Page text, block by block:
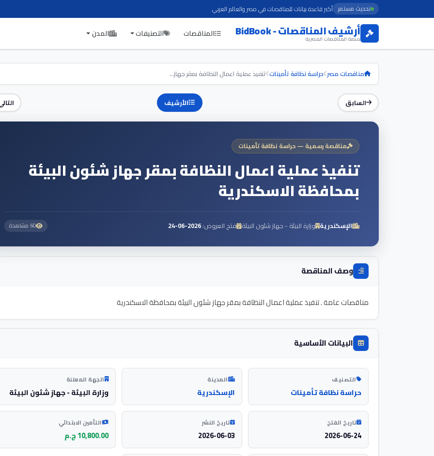
تحديث مستمر أكبر قاعدة بيانات للمناقصات في مصر والعالم العربي
أرشيف المناقصات - BidBook
منصة المناقصات المصرية المناقصات التصنيفات المدن
مناقصات مصر حراسة نظافة تأمينات تنفيذ عملية اعمال النظافة بمقر جهاز...
السابق الأرشيف
مناقصة رسمية — حراسة نظافة تأمينات
تنفيذ عملية اعمال النظافة بمقر جهاز شئون البيئة
بمحافظة الاسكندرية
الإسكندرية وزارة البيئة - جهاز شئون البيئة فتح العروض:2026-06-24 60 مشاهدة
وصف المناقصة
مناقصات عامة . تنفيذ عملية اعمال النظافة بمقر جهاز شئون البيئة بمحافظة الاسكندرية
البيانات الأساسية
التصنيف
حراسة نظافة تأمينات
المدينة
الإسكندرية
الجهة المعلنة
وزارة البيئة - جهاز شئون البيئة
تاريخ الفتح
2026-06-24
تاريخ النشر
2026-06-03
التأمين الابتدائي
10,800.00 ج.م